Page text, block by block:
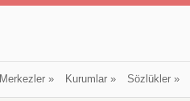
Merkezler» Kurumlar» Sözlükler»